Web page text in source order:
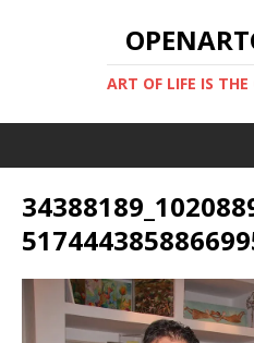
ART OF LIFE IS